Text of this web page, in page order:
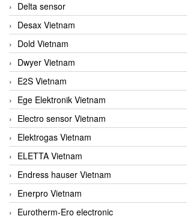
Delta sensor
Desax Vietnam
Dold Vietnam
Dwyer Vietnam
E2S Vietnam
Ege Elektronik Vietnam
Electro sensor Vietnam
Elektrogas Vietnam
ELETTA Vietnam
Endress hauser Vietnam
Enerpro Vietnam
Eurotherm-Ero electronic